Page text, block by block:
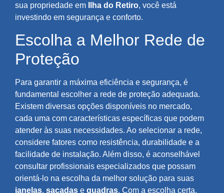
sua propriedade em
Ilha do Retiro, você está
investindo em segurança e conforto.
Escolha a Melhor Rede de
Proteção
Para garantir a máxima eficiência e segurança, é
fundamental escolher a rede de proteção adequada.
Existem diversas opções disponíveis no mercado,
cada uma com características específicas que podem
atender às suas necessidades. Ao selecionar a rede,
considere fatores como resistência, durabilidade e a
facilidade de instalação. Além disso, é aconselhável
consultar profissionais especializados que possam
orientá-lo na escolha da melhor solução para suas
janelas, sacadas e quadras. Com a escolha certa,